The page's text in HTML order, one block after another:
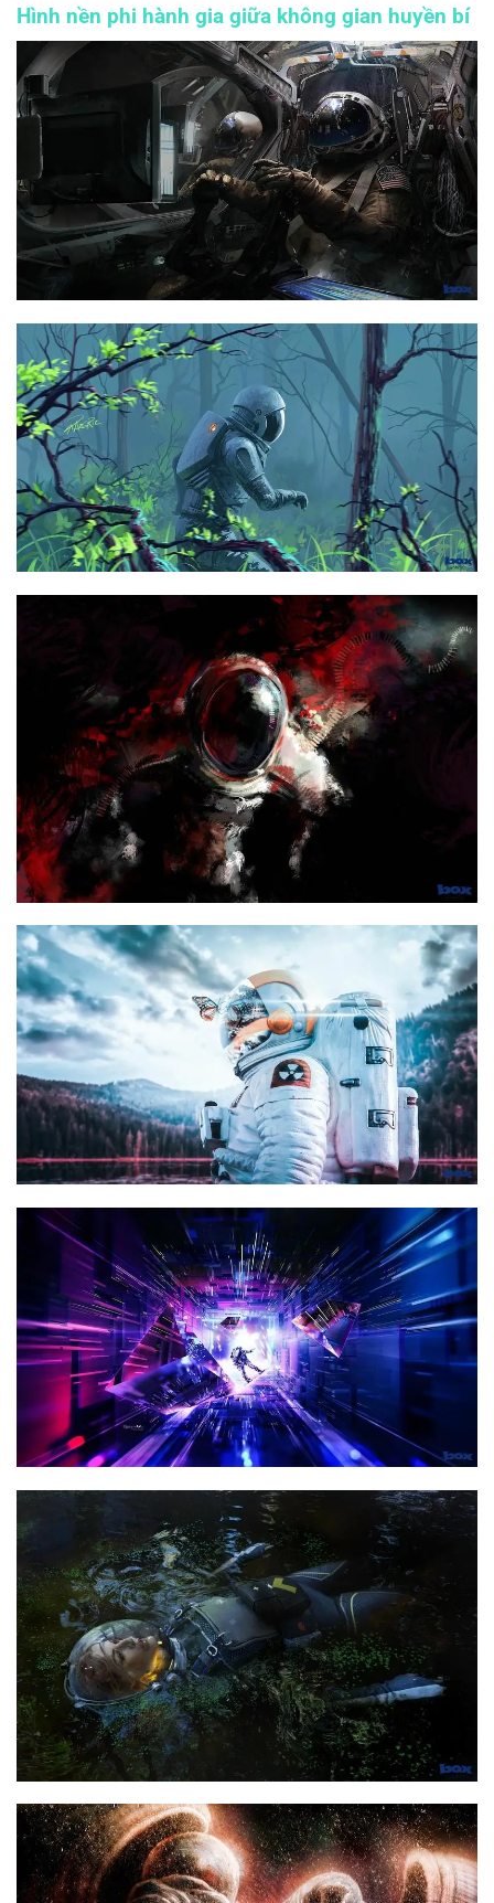
Hình nền phi hành gia giữa không gian huyền bí